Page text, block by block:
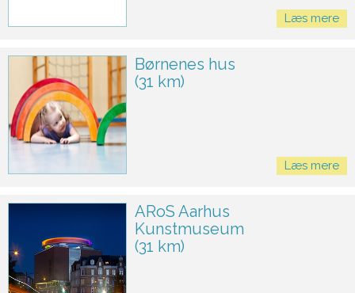
Læs mere
Børnenes hus
(31 km)
Læs mere
ARoS Aarhus
Kunstmuseum
(31 km)